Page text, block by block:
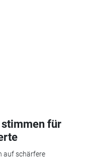
stimmen für
auf schärfere